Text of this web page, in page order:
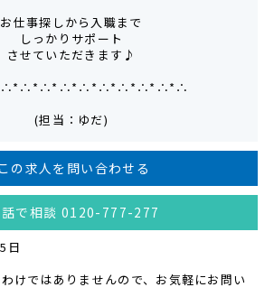
お仕事探しから入職まで
しっかりサポート
させていただきます♪
(担当：ゆだ)
この求人を問い合わせる
で相談 0120-777-277
日
けではありませんので、お気軽にお問い